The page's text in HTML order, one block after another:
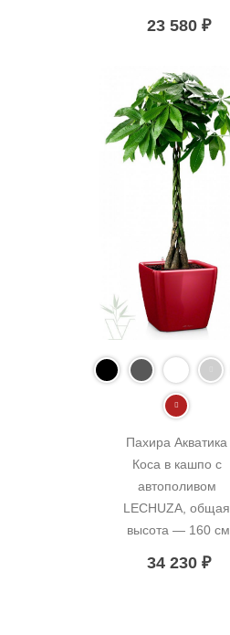
23 580 ₽
Пахира Акватика
Коса в кашпо с
автополивом
LECHUZA, общая
высота — 160 см
34 230 ₽